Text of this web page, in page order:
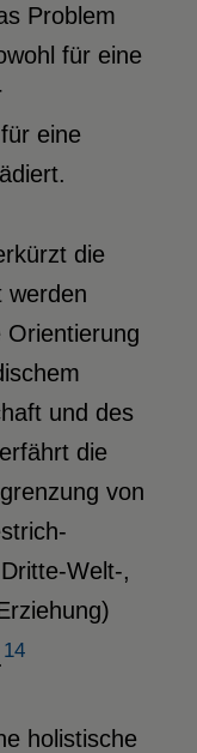
Problem
für eine
eine
die
werden
Orientierung
und des
die
von
Welt-,
14
holistische